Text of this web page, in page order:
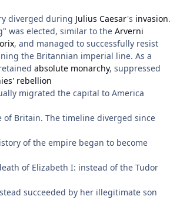
diverged during Julius Caesar's invasion.
was elected, similar to the Arverni
, and managed to successfully resist
the Britannian imperial line. As a
absolute monarchy, suppressed
rebellion
migrated the capital to America
of Britain. The timeline diverged since
of the empire began to become
of Elizabeth I: instead of the Tudor
succeeded by her illegitimate son